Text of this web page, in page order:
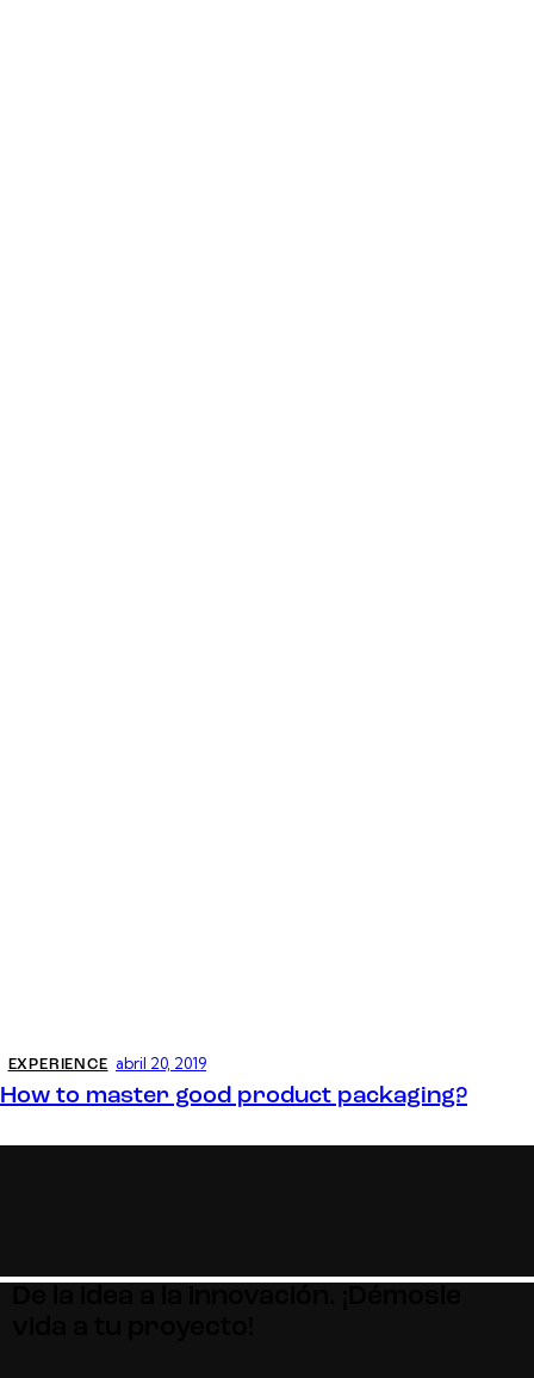
EXPERIENCE abril 20, 2019
How to master good product packaging?